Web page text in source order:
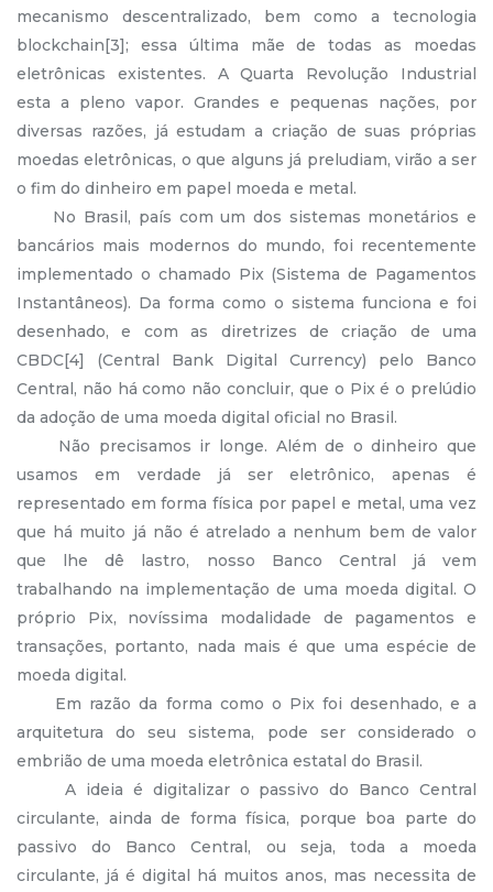
mecanismo descentralizado, bem como a tecnologia
blockchain[3]; essa última mãe de todas as moedas
eletrônicas existentes. A Quarta Revolução Industrial
esta a pleno vapor. Grandes e pequenas nações, por
diversas razões, já estudam a criação de suas próprias
moedas eletrônicas, o que alguns já preludiam, virão a ser
o fim do dinheiro em papel moeda e metal.
No Brasil, país com um dos sistemas monetários e
bancários mais modernos do mundo, foi recentemente
implementado o chamado Pix (Sistema de Pagamentos
Instantâneos). Da forma como o sistema funciona e foi
desenhado, e com as diretrizes de criação de uma
CBDC[4] (Central Bank Digital Currency) pelo Banco
Central, não há como não concluir, que o Pix é o prelúdio
da adoção de uma moeda digital oficial no Brasil.
Não precisamos ir longe. Além de o dinheiro que
usamos em verdade já ser eletrônico, apenas é
representado em forma física por papel e metal, uma vez
que há muito já não é atrelado a nenhum bem de valor
que lhe dê lastro, nosso Banco Central já vem
trabalhando na implementação de uma moeda digital. O
próprio Pix, novíssima modalidade de pagamentos e
transações, portanto, nada mais é que uma espécie de
moeda digital.
Em razão da forma como o Pix foi desenhado, e a
arquitetura do seu sistema, pode ser considerado o
embrião de uma moeda eletrônica estatal do Brasil.
A ideia é digitalizar o passivo do Banco Central
circulante, ainda de forma física, porque boa parte do
passivo do Banco Central, ou seja, toda a moeda
circulante, já é digital há muitos anos, mas necessita de